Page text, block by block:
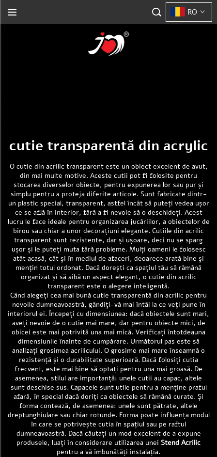
RO
cutie transparentă din acrylic
O cutie din acrilic transparent este un obiect excelent de avut,
din mai multe motive. Aceste cutii pot fi folosite pentru
stocarea diverselor obiecte, pentru expunerea lor sau pur și
simplu pentru a proteja diferite articole. Sunt fabricate dintr-
un plastic special, transparent, astfel încât să puteți vedea ușor
ce se află în interior, fără a fi nevoie să o deschideți. Acest
lucru le face ideale pentru organizarea jucăriilor, a obiectelor de
birou sau chiar a unor decorațiuni elegante. Cutiile din acrilic
transparent sunt rezistente, dar și ușoare, deci nu se sparg
ușor și le puteți muta fără probleme. Mulți oameni le folosesc
atât acasă, cât și în mediul de afaceri, deoarece arată bine și
mențin totul ordonat. Dacă dorești ca spațiul tău să rămână
organizat și să aibă un aspect elegant, o cutie din acrilic
transparent este o alegere inteligentă.
Când alegeți cea mai bună cutie transparentă din acrilic pentru
nevoile dumneavoastră, gândiți-vă mai întâi la ce veți pune în
interiorul ei. Începeți cu dimensiunea: dacă obiectele sunt mari,
aveți nevoie de o cutie mai mare, dar pentru obiecte mici, de
obicei este mai potrivită una mai mică. Verificați întotdeauna
dimensiunile înainte de cumpărare. Următorul pas este să
analizați grosimea acrilicului. O grosime mai mare înseamnă o
rezistență și o durabilitate superioară. Dacă folosiți cutia
frecvent, este mai bine să optați pentru una mai groasă. De
asemenea, stilul are importanță: unele cutii au capac, altele
sunt deschise sus. Capacele sunt utile pentru a menține praful
afară, în special dacă doriți ca obiectele să rămână curate. Și
forma contează, de asemenea: unele sunt pătrate, altele
dreptunghiulare sau chiar rotunde. Forma poate influența modul
în care se potrivește cutia în spațiul sau pe raftul
dumneavoastră. Dacă căutați un mod excelent de a expune
produsele, luați în considerare utilizarea unei Stend Acrilic
pentru a vă îmbunătăți instalația.